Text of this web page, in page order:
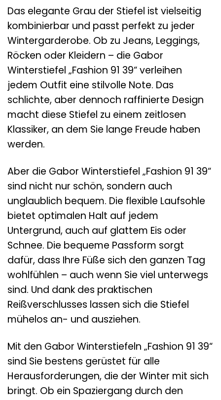
Das elegante Grau der Stiefel ist vielseitig
kombinierbar und passt perfekt zu jeder
Wintergarderobe. Ob zu Jeans, Leggings,
Röcken oder Kleidern – die Gabor
Winterstiefel „Fashion 91 39“ verleihen
jedem Outfit eine stilvolle Note. Das
schlichte, aber dennoch raffinierte Design
macht diese Stiefel zu einem zeitlosen
Klassiker, an dem Sie lange Freude haben
werden.
Aber die Gabor Winterstiefel „Fashion 91 39“
sind nicht nur schön, sondern auch
unglaublich bequem. Die flexible Laufsohle
bietet optimalen Halt auf jedem
Untergrund, auch auf glattem Eis oder
Schnee. Die bequeme Passform sorgt
dafür, dass Ihre Füße sich den ganzen Tag
wohlfühlen – auch wenn Sie viel unterwegs
sind. Und dank des praktischen
Reißverschlusses lassen sich die Stiefel
mühelos an- und ausziehen.
Mit den Gabor Winterstiefeln „Fashion 91 39“
sind Sie bestens gerüstet für alle
Herausforderungen, die der Winter mit sich
bringt. Ob ein Spaziergang durch den